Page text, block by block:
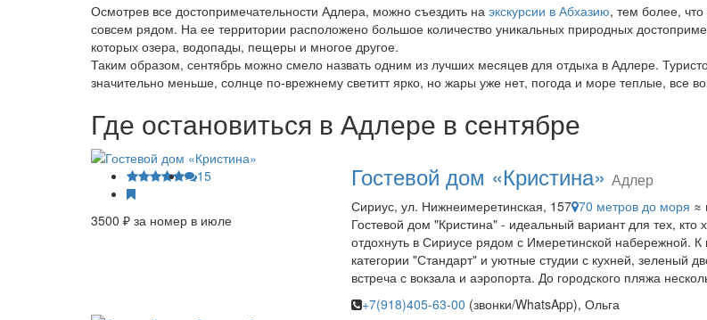
Осмотрев все достопримечательности Адлера, можно съездить на экскурсии в Абхазию, тем более, что
совсем рядом. На ее территории расположено большое количество уникальных природных
которых озера, водопады, пещеры и многое другое.
Таким образом, сентябрь можно смело назвать одним из лучших месяцев для отдыха в Адлере.
значительно меньше, солнце по-врежнему светитт ярко, но жары уже нет, погода и море теплые, все
Где остановиться в Адлере в сентябре
15
3500 ₽ за номер в июле
Гостевой дом «Кристина» Адлер
Сириус, ул. Нижнеимеретинская, 157 70 метров до моря ≈
Гостевой дом "Кристина" - идеальный вариант для тех, кто
отдохнуть в Сириусе рядом с Имеретинской набережной.
категории "Стандарт" и уютные студии с кухней, зеленый
встреча с вокзала и аэропорта. До городского пляжа
+7(918)405-63-00 (звонки/WhatsApp), Ольга